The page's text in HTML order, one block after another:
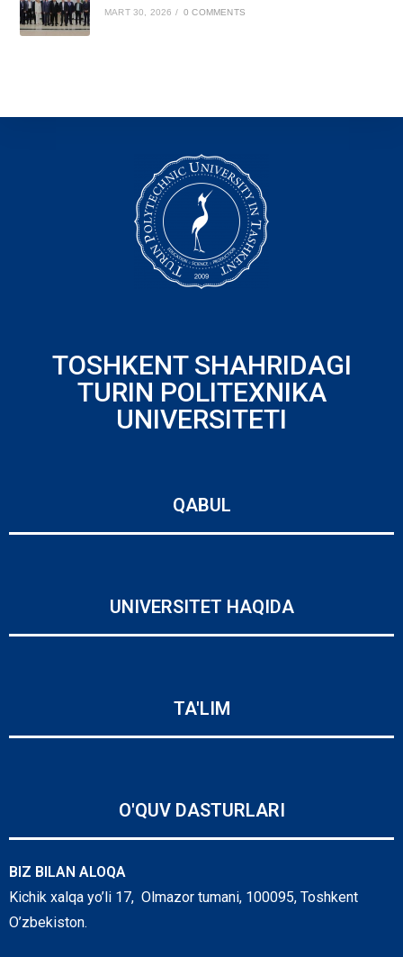
MART 30, 2026 / 0 COMMENTS
TOSHKENT SHAHRIDAGI
TURIN POLITEXNIKA
UNIVERSITETI
QABUL
UNIVERSITET HAQIDA
TA'LIM
O'QUV DASTURLARI
BIZ BILAN ALOQA
Kichik xalqa yo’li 17, Olmazor tumani, 100095, Toshkent
O’zbekiston.